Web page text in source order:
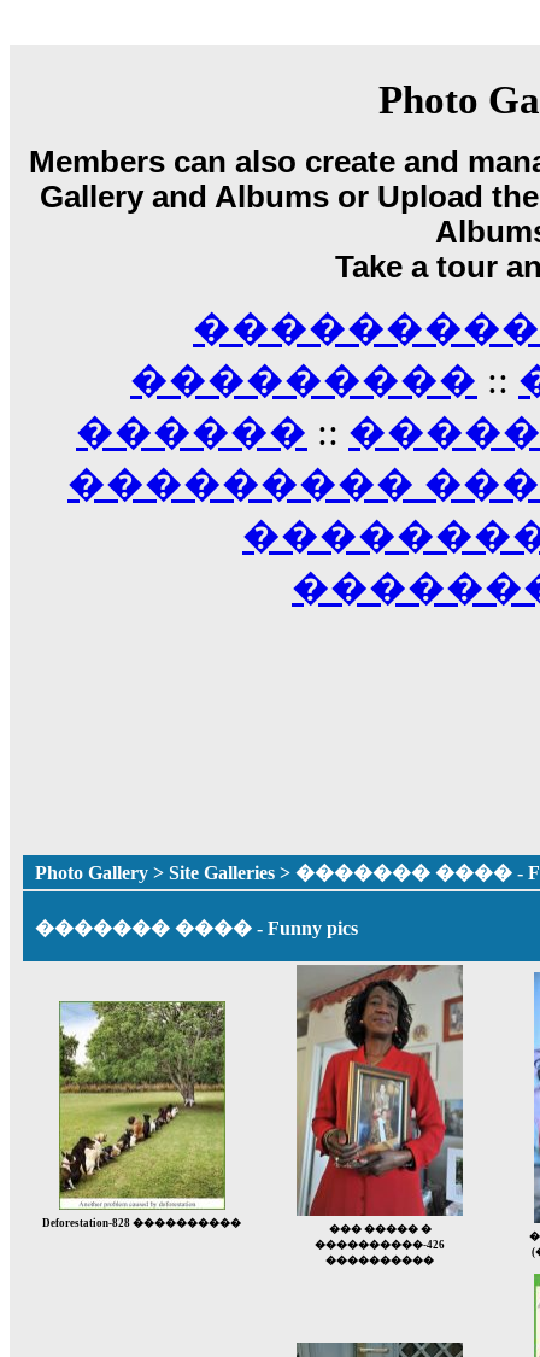
Echo, ���� �� ������� ��
�������������� ��������!
������ �� �����.. "������" ���
15:33
��������� ����, ���������
����� ��������� ��
������! ��� ������ �� �����...
������� ���� ���� ������;
Photo
Members can also create and
Gallery and Albums or Upload
Take a tour
���������
��������� ::
������ ::
���������
Photo Gallery > Site Galleries > ������� ���� -
������� ���� - Funny pics
Deforestation-828 ����������
��� ����� �
����������-426
����������